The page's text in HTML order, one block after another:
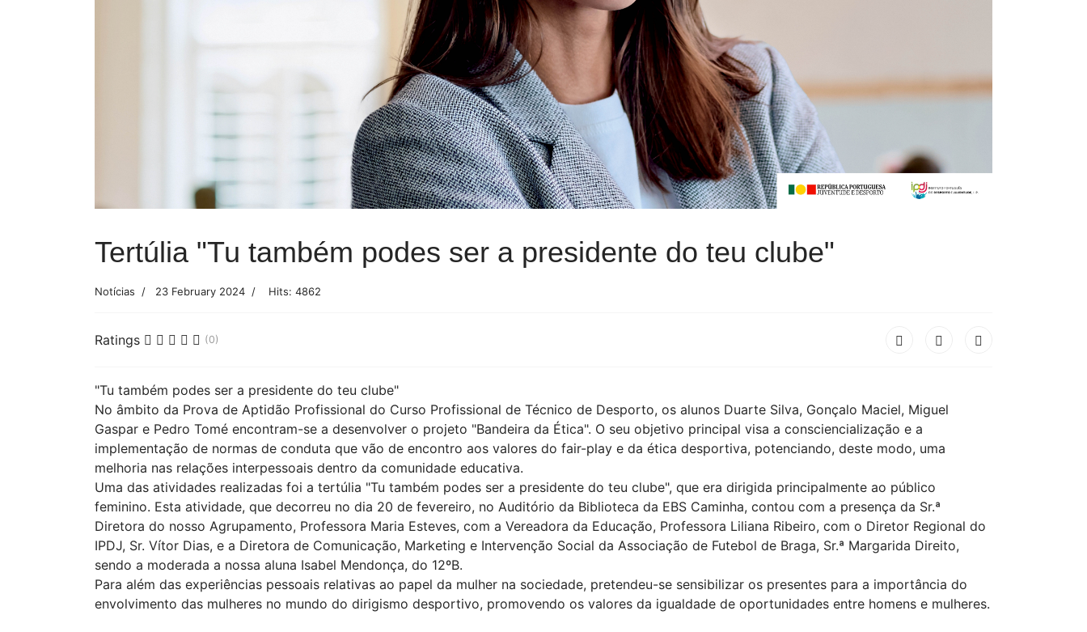
Tertúlia "Tu também podes ser a presidente do teu clube"
Notícias 23 February 2024 Hits: 4862
Ratings (0)
"Tu também podes ser a presidente do teu clube"
No âmbito da Prova de Aptidão Profissional do Curso Profissional de Técnico de Desporto, os alunos Duarte Silva, Gonçalo Maciel, Miguel
Gaspar e Pedro Tomé encontram-se a desenvolver o projeto "Bandeira da Ética". O seu objetivo principal visa a consciencialização e a
implementação de normas de conduta que vão de encontro aos valores do fair-play e da ética desportiva, potenciando, deste modo, uma
melhoria nas relações interpessoais dentro da comunidade educativa.
Uma das atividades realizadas foi a tertúlia "Tu também podes ser a presidente do teu clube", que era dirigida principalmente ao público
feminino. Esta atividade, que decorreu no dia 20 de fevereiro, no Auditório da Biblioteca da EBS Caminha, contou com a presença da Sr.ª
Diretora do nosso Agrupamento, Professora Maria Esteves, com a Vereadora da Educação, Professora Liliana Ribeiro, com o Diretor Regional do
IPDJ, Sr. Vítor Dias, e a Diretora de Comunicação, Marketing e Intervenção Social da Associação de Futebol de Braga, Sr.ª Margarida Direito,
sendo a moderada a nossa aluna Isabel Mendonça, do 12ºB.
Para além das experiências pessoais relativas ao papel da mulher na sociedade, pretendeu-se sensibilizar os presentes para a importância do
envolvimento das mulheres no mundo do dirigismo desportivo, promovendo os valores da igualdade de oportunidades entre homens e mulheres.